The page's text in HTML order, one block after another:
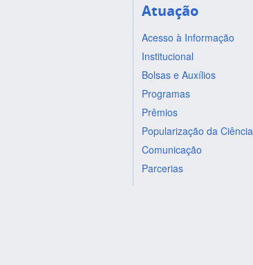
Atuação
Acesso à Informação
Institucional
Bolsas e Auxílios
Programas
Prêmios
Popularização da Ciência
Comunicação
Parcerias